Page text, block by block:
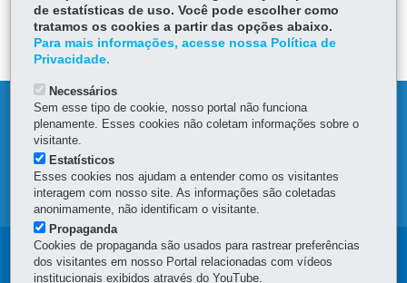
DEIXE SUA OPINIÃO
MAPA DO SITE
DENUNCIE CORRUPÇÃO
Navegação
de estatísticas de uso. Você pode escolher como
tratamos os cookies a partir das opções abaixo.
Para mais informações, acesse nossa Política de
Privacidade.
Necessários
Sem esse tipo de cookie, nosso portal não funciona
plenamente. Esses cookies não coletam informações sobre o
visitante.
Estatísticos
Esses cookies nos ajudam a entender como os visitantes
interagem com nosso site. As informações são coletadas
anonimamente, não identificam o visitante.
Propaganda
Cookies de propaganda são usados para rastrear preferências
dos visitantes em nosso Portal relacionadas com vídeos
institucionais exibidos através do YouTube.